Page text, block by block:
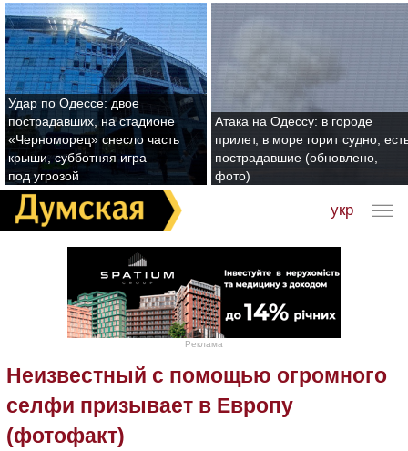
Удар по Одессе: двое
пострадавших, на стадионе
«Черноморец» снесло часть
крыши, субботняя игра
под угрозой
Атака на Одессу: в городе
прилет, в море горит судно,
пострадавшие (обновлено,
фото)
укр
Реклама
Неизвестный с помощью огромного
селфи призывает в Европу
(фотофакт)